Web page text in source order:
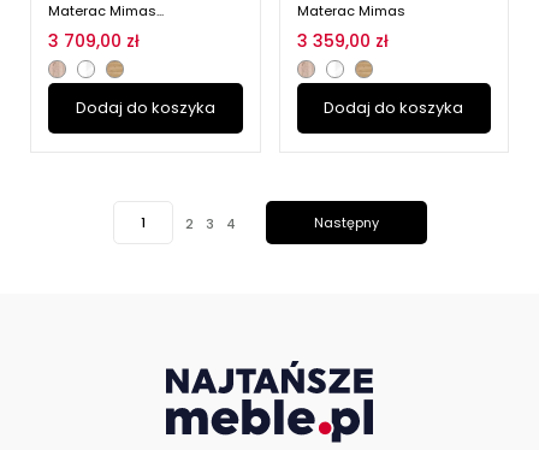
Materac Mimas...
3 709,00 zł
Dodaj do koszyka
Materac Mimas
3 359,00 zł
Dodaj do koszyka
1 2 3 4 Następny